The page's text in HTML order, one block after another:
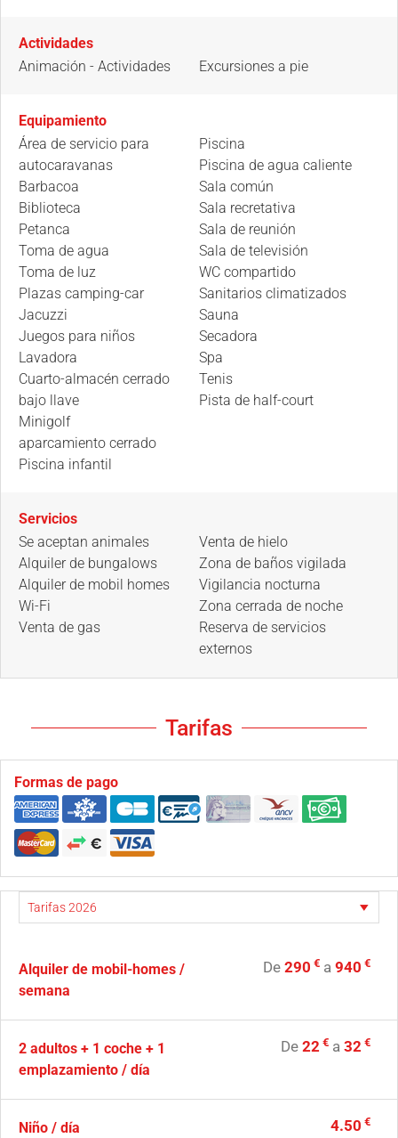
Actividades
Animación - Actividades
Excursiones a pie
Equipamiento
Área de servicio para
autocaravanas
Barbacoa
Biblioteca
Petanca
Toma de agua
Toma de luz
Plazas camping-car
Jacuzzi
Juegos para niños
Lavadora
Cuarto-almacén cerrado
bajo llave
Minigolf
aparcamiento cerrado
Piscina infantil
Piscina
Piscina de agua caliente
Sala común
Sala recretativa
Sala de reunión
Sala de televisión
WC compartido
Sanitarios climatizados
Sauna
Secadora
Spa
Tenis
Pista de half-court
Servicios
Se aceptan animales
Alquiler de bungalows
Alquiler de mobil homes
Wi-Fi
Venta de gas
Venta de hielo
Zona de baños vigilada
Vigilancia nocturna
Zona cerrada de noche
Reserva de servicios
externos
Tarifas
Formas de pago
Alquiler de mobil-homes /
semana
De 290 € a 940 €
2 adultos + 1 coche + 1
emplazamiento / día
De 22 € a 32 €
Niño / día 4.50 €